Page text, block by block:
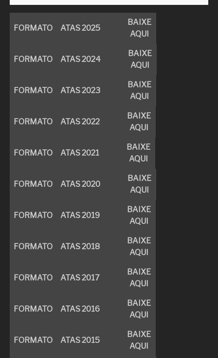
FORMATO ATAS 2025
BAIXE
AQUI
FORMATO ATAS 2024
BAIXE
AQUI
FORMATO ATAS 2023
BAIXE
AQUI
FORMATO ATAS 2022
BAIXE
AQUI
FORMATO ATAS 2021
BAIXE
AQUI
FORMATO ATAS 2020
BAIXE
AQUI
FORMATO ATAS 2019
BAIXE
AQUI
FORMATO ATAS 2018
BAIXE
AQUI
FORMATO ATAS 2017
BAIXE
AQUI
FORMATO ATAS 2016
BAIXE
AQUI
FORMATO ATAS 2015
BAIXE
AQUI